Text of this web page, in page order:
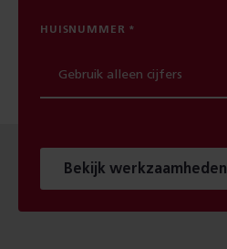
HUISNUMMER
Bekijk werkzaamheden